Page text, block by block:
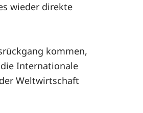
wieder direkte
kommen,
Internationale
Weltwirtschaft